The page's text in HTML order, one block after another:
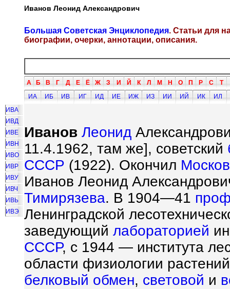
Иванов Леонид Александрович
Большая Советская Энциклопедия. Статьи для
биографии, очерки, аннотации, описания.
А Б В Г Д Е Ё Ж З И Й К Л М Н О П Р С Т
ИА
ИБ ИВ ИГ ИД ИЕ ИЖ ИЗ ИИ ИЙ ИК
ИЛ
ИВА
ИВД
ИВЕ
ИВН
ИВО
ИВР
ИВУ
ИВЧ
ИВЬ
ИВЭ
Иванов Леонид
11.4.1962, там же], советский
СССР (1922). Окончил
Иванов Леонид
Тимирязева. В 1904—41
Ленинградской
заведующий лабораторией
СССР, с 1944 — института
области физиологии
белковый обмен, световой и